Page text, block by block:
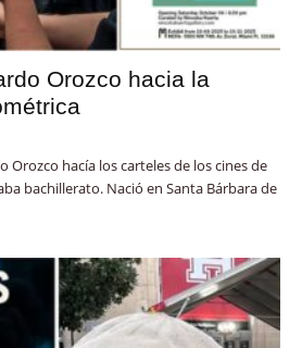
Orozco hacia la
Orozco hacía los carteles de los cines de
bachillerato. Nació en Santa Bárbara de